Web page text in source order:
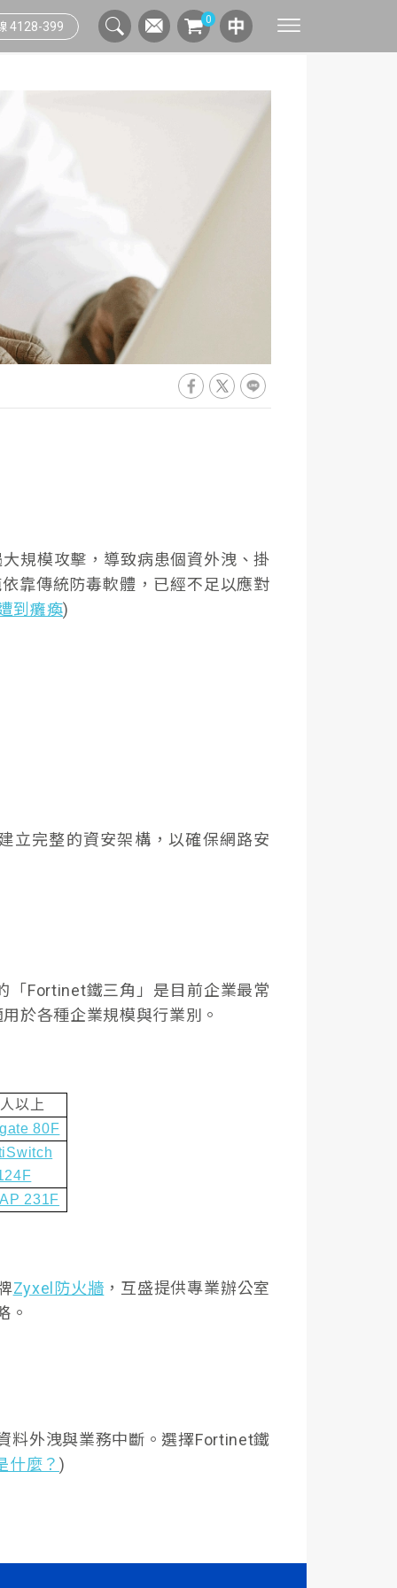
管理系統
管理系統
測溫人臉辨識系統
雲端人資系統
人資系統
智能辦公流程
窗口
採購實踐
行事曆
4128-399 0
規模攻擊，導致病患個資外洩、掛
靠傳統防毒軟體，已經不足以應對
到癱瘓)
立完整的資安架構，以確保網路安
「Fortinet鐵三角」是目前企業最常
於各種企業規模與行業別。
人以上
80F
231F
Zyxel防火牆 ，互盛提供專業辦公室
。
料外洩與業務中斷。選擇Fortinet鐵
什麼？ )